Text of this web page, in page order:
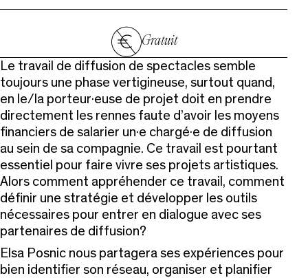
Gratuit
Le travail de diffusion de spectacles semble
toujours une phase vertigineuse, surtout quand,
en le/la porteur·euse de projet doit en prendre
directement les rennes faute d’avoir les moyens
financiers de salarier un·e chargé·e de diffusion
au sein de sa compagnie. Ce travail est pourtant
essentiel pour faire vivre ses projets artistiques.
Alors comment appréhender ce travail, comment
définir une stratégie et développer les outils
nécessaires pour entrer en dialogue avec ses
partenaires de diffusion?
Elsa Posnic nous partagera ses expériences pour
bien identifier son réseau, organiser et planifier